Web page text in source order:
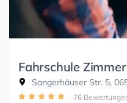
Fahrschule
Sangerhäuser Str. 5,
76